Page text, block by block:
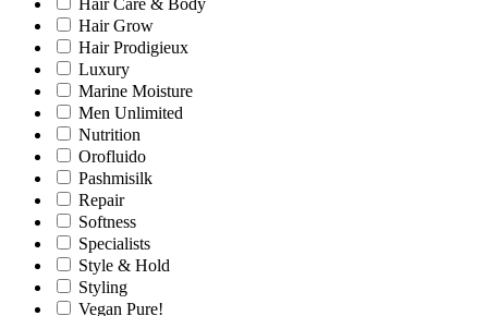
Hair Care & Body
Hair Grow
Hair Prodigieux
Luxury
Marine Moisture
Men Unlimited
Nutrition
Orofluido
Pashmisilk
Repair
Softness
Specialists
Style & Hold
Styling
Vegan Pure!